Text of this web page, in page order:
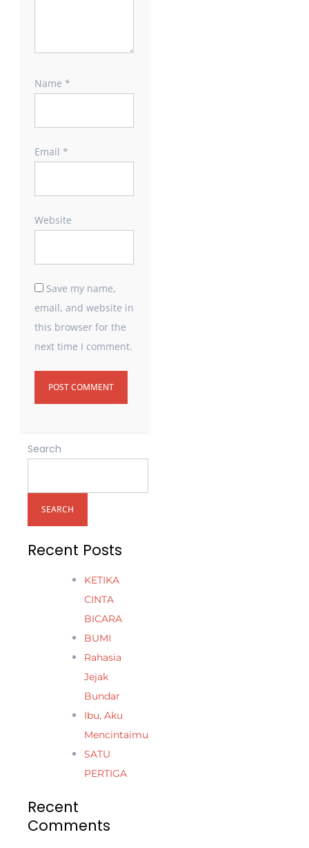
Name *
Email *
Website
Save my name,
email, and website in
this browser for the
next time I comment.
Search
SEARCH
Recent Posts
KETIKA
CINTA
BICARA
BUMI
Rahasia
Jejak
Bundar
Ibu, Aku
Mencintaimu
SATU
PERTIGA
Recent
Comments